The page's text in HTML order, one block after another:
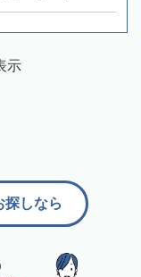
示
探しなら